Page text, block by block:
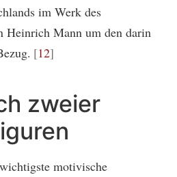
im Werk des
Heinrich Mann um den darin
12
zweier
motivische